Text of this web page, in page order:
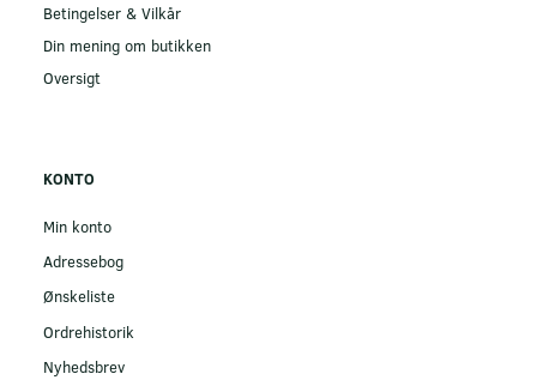
Betingelser & Vilkår
Din mening om butikken
Oversigt
KONTO
Min konto
Adressebog
Ønskeliste
Ordrehistorik
Nyhedsbrev